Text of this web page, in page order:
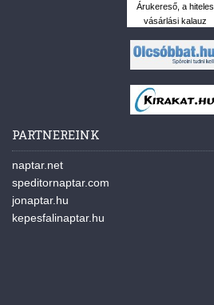
Árukereső, a hiteles
vásárlási kalauz
PARTNEREINK
naptar.net
speditornaptar.com
jonaptar.hu
kepesfalinaptar.hu